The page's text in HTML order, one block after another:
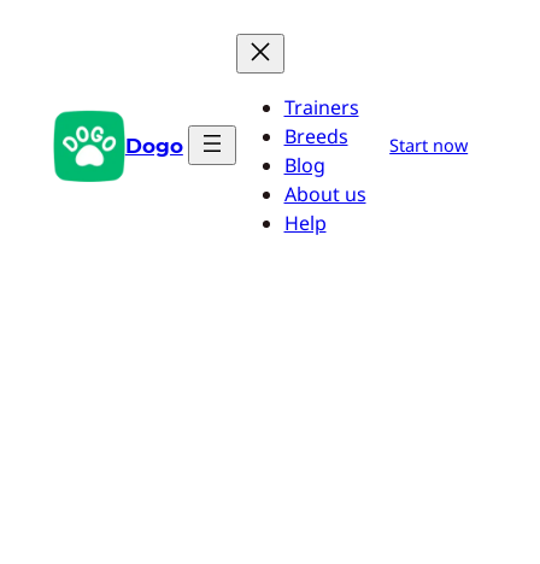
conteúdo Dogo
Trainers
Breeds
Blog
About us
Help
Start now